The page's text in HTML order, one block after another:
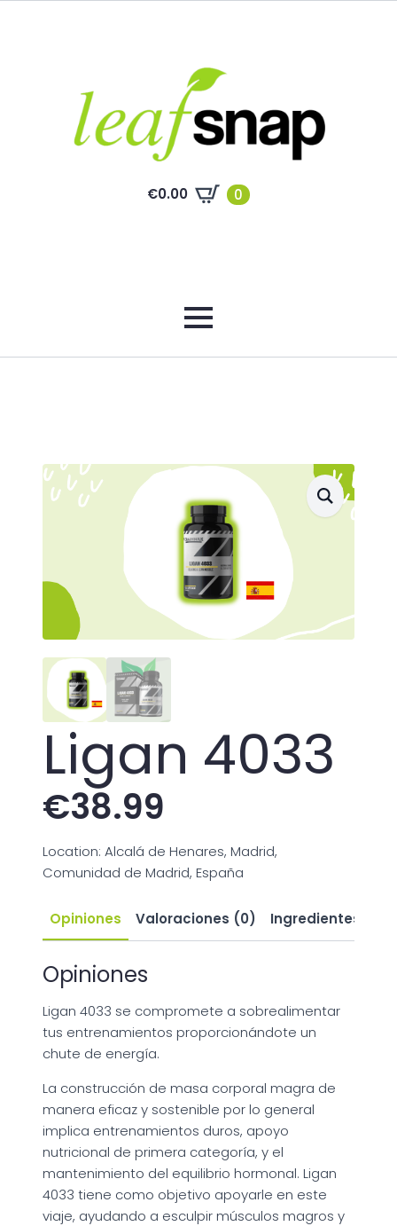
€0.00 0
Ligan 4033
€38.99
Location: Alcalá de Henares, Madrid,
Comunidad de Madrid, España
Opiniones Valoraciones (0) Ingredientes
Opiniones
Ligan 4033 se compromete a sobrealimentar
tus entrenamientos proporcionándote un
chute de energía.
La construcción de masa corporal magra de
manera eficaz y sostenible por lo general
implica entrenamientos duros, apoyo
nutricional de primera categoría, y el
mantenimiento del equilibrio hormonal. Ligan
4033 tiene como objetivo apoyarle en este
viaje, ayudando a esculpir músculos magros y